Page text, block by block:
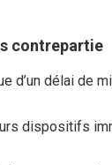
contrepartie
d’un délai de
dispositifs